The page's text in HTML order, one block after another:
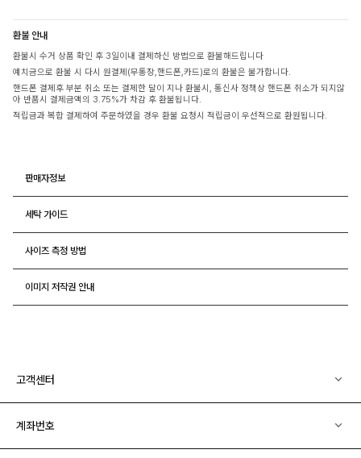
환불 안내
환불시 수거 상품 확인 후 3일이내 결제하신 방법으로 환불해드립니다
예치금으로 환불 시 다시 원결제(무통장,핸드폰,카드)로의 환불은 불가합니다.
핸드폰 결제후 부분 취소 또는 결제한 달이 지나 환불시, 통신사 정책상 핸드폰 취소가 되지않
아 반품시 결제금액의 3.75%가 차감 후 환불됩니다.
적립금과 복합 결제하여 주문하였을 경우 환불 요청시 적립금이 우선적으로 환원됩니다.
판매자정보
세탁 가이드
사이즈 측정 방법
이미지 저작권 안내
고객센터
계좌번호